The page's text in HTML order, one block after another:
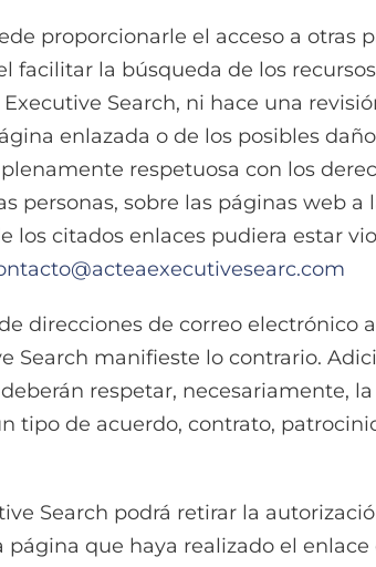
proporcionarle el acceso a otras
facilitar la búsqueda de los
Search, ni hace una
enlazada o de los posibles
respetuosa con los
sobre las páginas web a
citados enlaces pudiera estar
direcciones de correo electrónico
Search manifieste lo contrario.
respetar, necesariamente,
tipo de acuerdo, contrato,
Search podrá retirar la
que haya realizado el